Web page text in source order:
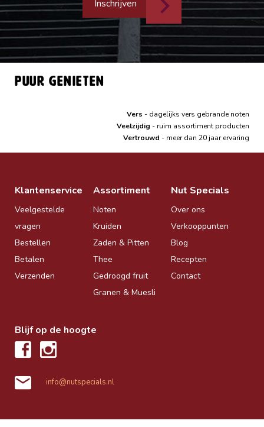
Inschrijven
Puur genieten
Vers - dagelijks vers gebrande noten
Veelzijdig - ruim assortiment producten
Vertrouwd - meer dan 20 jaar ervaring
Klantenservice
Veelgestelde
vragen
Bestellen
Betalen
Verzenden
Assortiment
Noten
Kruiden
Zaden & Pitten
Thee
Gedroogd fruit
Granen & Muesli
Nut Specials
Over ons
Verkooppunten
Blog
Recepten
Contact
Blijf op de hoogte
info@nutspecials.nl